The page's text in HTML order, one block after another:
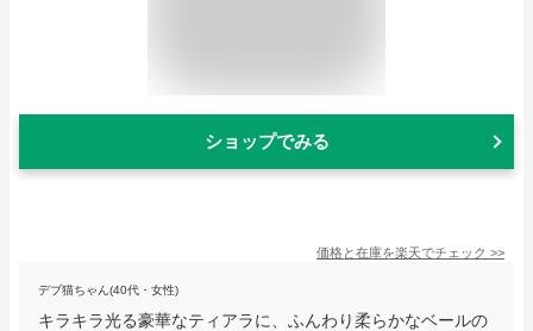
ショップでみる
価格と在庫を楽天でチェック >>
デブ猫ちゃん(40代・女性)
キラキラ光る豪華なティアラに、ふんわり柔らかなベールの